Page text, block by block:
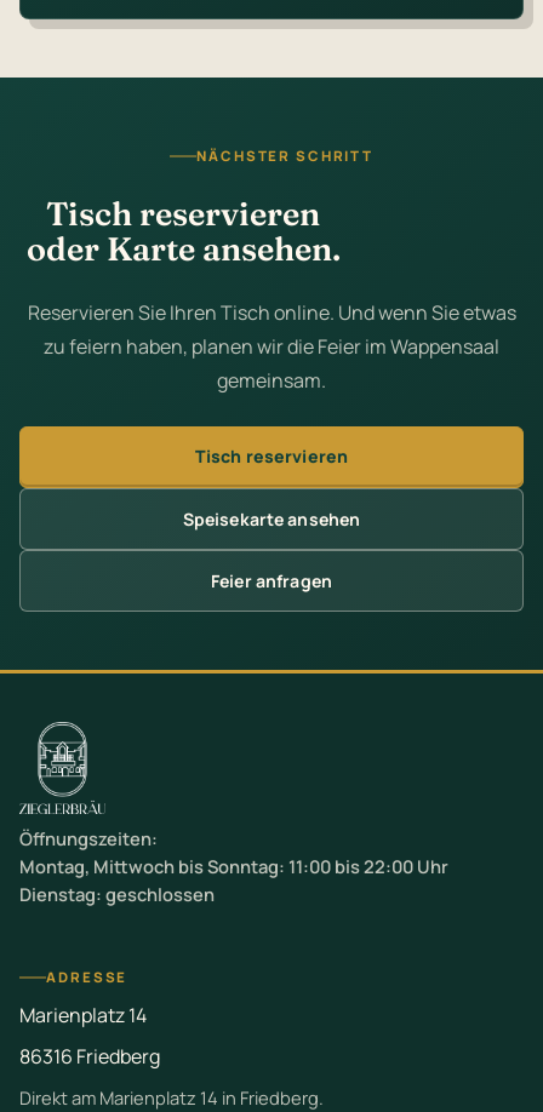
NÄCHSTER SCHRITT
Tisch reservieren
oder Karte ansehen.
Reservieren Sie Ihren Tisch online. Und wenn Sie etwas
zu feiern haben, planen wir die Feier im Wappensaal
gemeinsam.
Tisch reservieren
Speisekarte ansehen
Feier anfragen
Öffnungszeiten:
Montag, Mittwoch bis Sonntag: 11:00 bis 22:00 Uhr
Dienstag: geschlossen
ADRESSE
Marienplatz 14
86316 Friedberg
Direkt am Marienplatz 14 in Friedberg.